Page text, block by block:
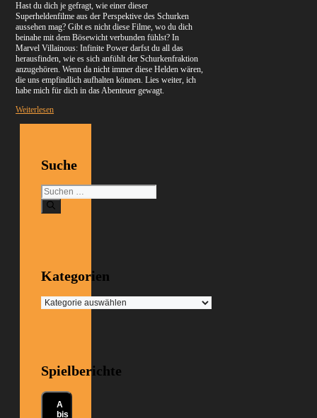
Hast du dich je gefragt, wie einer dieser
Superheldenfilme aus der Perspektive des Schurken
aussehen mag? Gibt es nicht diese Filme, wo du dich
beinahe mit dem Bösewicht verbunden fühlst? In
Marvel Villainous: Infinite Power darfst du all das
herausfinden, wie es sich anfühlt der Schurkenfraktion
anzugehören. Wenn da nicht immer diese Helden wären,
die uns empfindlich aufhalten können. Lies weiter, ich
habe mich für dich in das Abenteuer gewagt.
Weiterlesen
Suche
Suchen
nach:
Kategorien
Kategorien
Spielberichte
A
bis